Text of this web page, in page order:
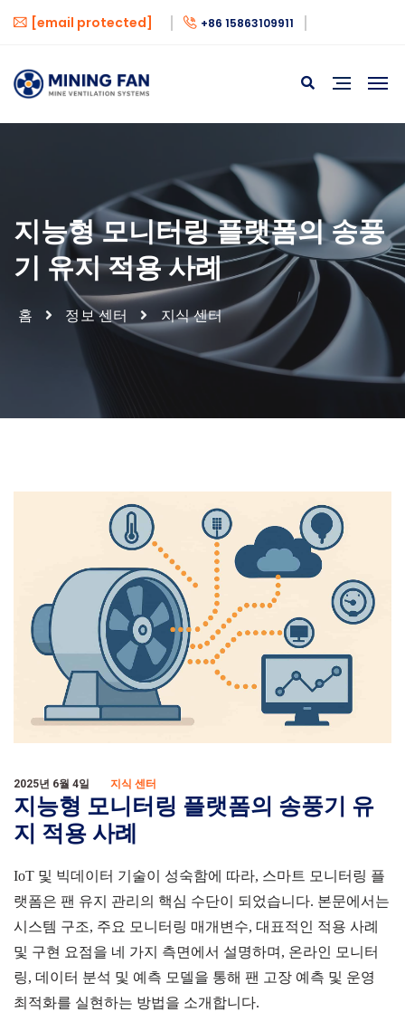
[email protected] +86 15863109911
지능형 모니터링 플랫폼의 송풍
기 유지 적용 사례
홈 정보 센터 지식 센터
2025년 6월 4일 지식 센터
지능형 모니터링 플랫폼의 송풍기 유
지 적용 사례
IoT 및 빅데이터 기술이 성숙함에 따라, 스마트 모니터링 플
랫폼은 팬 유지 관리의 핵심 수단이 되었습니다. 본문에서는
시스템 구조, 주요 모니터링 매개변수, 대표적인 적용 사례
및 구현 요점을 네 가지 측면에서 설명하며, 온라인 모니터
링, 데이터 분석 및 예측 모델을 통해 팬 고장 예측 및 운영
최적화를 실현하는 방법을 소개합니다.